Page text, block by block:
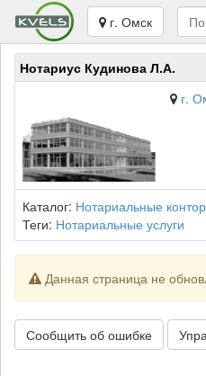
г. Омск
Нотариус Кудинова Л.А.
г.
Каталог: Нотариальные
Теги: Нотариальные услуги
Данная страница не
Сообщить об ошибке